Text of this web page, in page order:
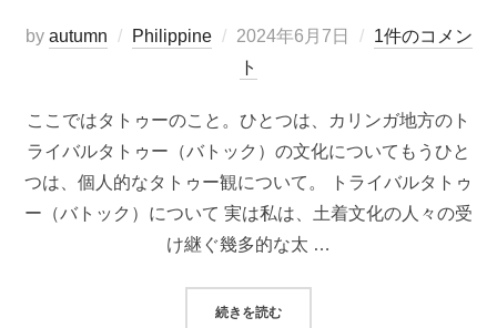
by autumn Philippine
投
稿
2024年6月7日
1件のコメン
ト
ここではタトゥーのこと。ひとつは、カリンガ地方のト
ライバルタトゥー（バトック）の文化についてもうひと
つは、個人的なタトゥー観について。 トライバルタトゥ
ー（バトック）について 実は私は、土着文化の人々の受
け継ぐ幾多的な太 …
続きを読む“TRIBAL TATTOO（BATOK）に